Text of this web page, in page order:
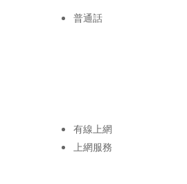
普通話
有線上網
上網服務